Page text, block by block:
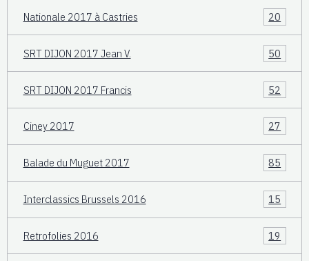
Nationale 2017 à Castries 20
SRT DIJON 2017 Jean V. 50
SRT DIJON 2017 Francis 52
Ciney 2017 27
Balade du Muguet 2017 85
Interclassics Brussels 2016 15
Retrofolies 2016 19